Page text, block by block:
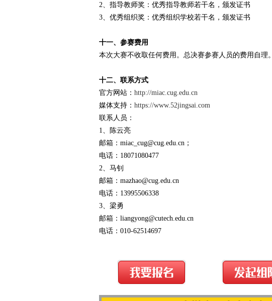
2、指导教师奖：优秀指导教师若干名，颁发证书
3、优秀组织奖：优秀组织学校若干名，颁发证书
十一、参赛费用
本次大赛不收取任何费用。总决赛参赛人员的费用自理。
十二、联系方式
官方网站： http://miac.cug.edu.cn
媒体支持： https://www.52jingsai.com
联系人员：
1、陈云亮
邮箱：miac_cug@cug.edu.cn；
电话：18071080477
2、马钊
邮箱：mazhao@cug.edu.cn
电话：13995506338
3、梁勇
邮箱：liangyong@cutech.edu.cn
电话：010-62514697